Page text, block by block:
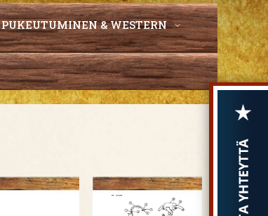
PUKEUTUMINEN & WESTERN